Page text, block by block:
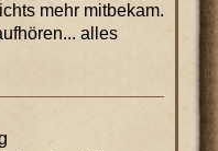
mehr mitbekam.
alles